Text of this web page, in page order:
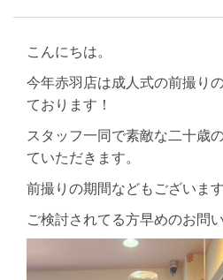
こんにちは。
今年赤羽店は成人式の前撮り
ております！
スタッフ一同で素敵な二十歳
ていただきます。
前撮りの期間などもございます
ご検討されてる方早めのお問